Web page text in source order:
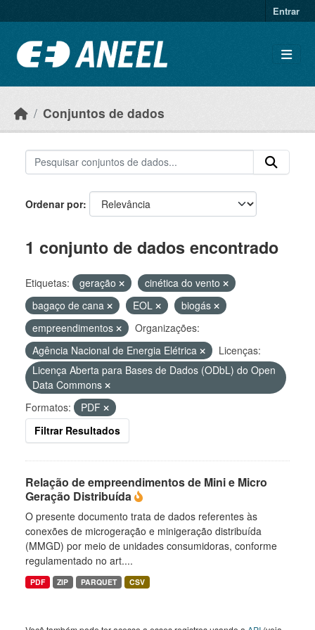
Entrar
Conjuntos de dados
Ordenar por
1 conjunto de dados encontrado
Etiquetas: geração
cinética do vento
bagaço de cana
EOL
biogás
empreendimentos
Organizações:
Agência Nacional de Energia Elétrica
Licenças:
Licença Aberta para Bases de Dados (ODbL) do Open
Data Commons
Formatos:
PDF
Filtrar Resultados
Relação de empreendimentos de Mini e Micro
Geração Distribuída
O presente documento trata de dados referentes às
conexões de microgeração e minigeração distribuída
(MMGD) por meio de unidades consumidoras, conforme
regulamentado no art....
PDF ZIP PARQUET CSV